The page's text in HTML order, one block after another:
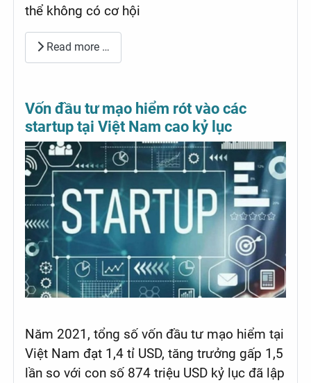
thể không có cơ hội
Read more …
Vốn đầu tư mạo hiểm rót vào các
startup tại Việt Nam cao kỷ lục
Năm 2021, tổng số vốn đầu tư mạo hiểm tại
Việt Nam đạt 1,4 tỉ USD, tăng trưởng gấp 1,5
lần so với con số 874 triệu USD kỷ lục đã lập